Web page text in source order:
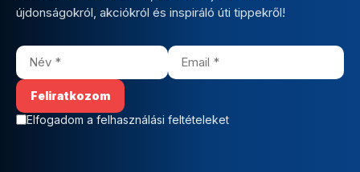
újdonságokról, akciókról és inspiráló úti tippekről!
Elfogadom a felhasználási feltételeket